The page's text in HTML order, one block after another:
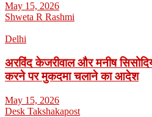
May 15, 2026
Shweta R Rashmi
Delhi
अरविंद केजरीवाल और मनीष
करने पर मुकदमा चलाने का आदेश
May 15, 2026
Desk Takshakapost